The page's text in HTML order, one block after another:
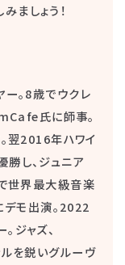
ましょう！
。8歳でウクレ
氏に師事。
翌2016年ハワイ
し、ジュニア
世界最大級音楽
デモ出演。2022
ジャズ、
ルを鋭いグルーヴ